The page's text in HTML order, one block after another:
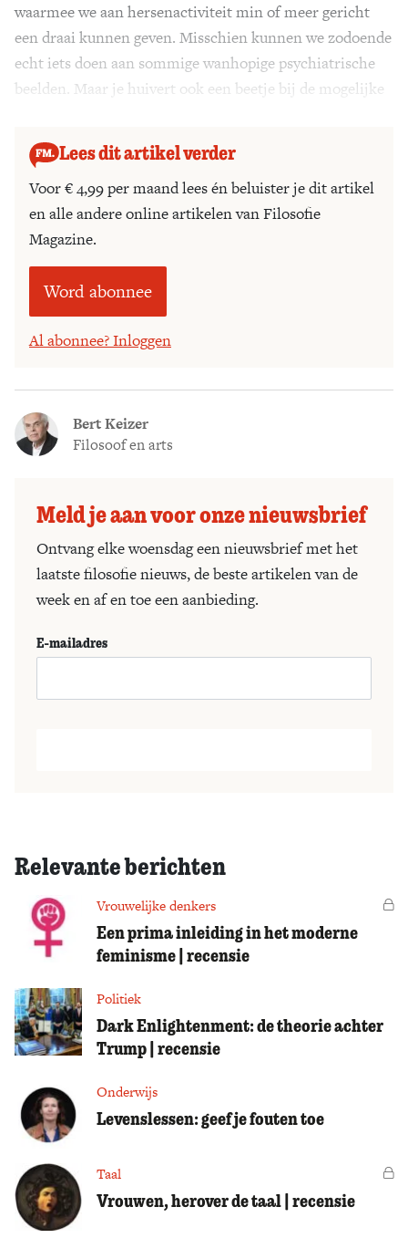
waarmee we aan hersenactiviteit min of meer gericht
een draai kunnen geven. Misschien kunnen we zodoende
echt iets doen aan sommige wanhopige psychiatrische
beelden. Maar je huivert ook een beetje bij de mogelijke
Lees dit artikel verder
Voor € 4,99 per maand lees én beluister je dit artikel
en alle andere online artikelen van Filosofie
Magazine.
Word abonnee
Al abonnee? Inloggen
Bert Keizer
Filosoof en arts
Meld je aan voor onze nieuwsbrief
Ontvang elke woensdag een nieuwsbrief met het
laatste filosofie nieuws, de beste artikelen van de
week en af en toe een aanbieding.
E-mailadres
Relevante berichten
Vrouwelijke denkers
Een prima inleiding in het moderne
feminisme | recensie
Politiek
Dark Enlightenment: de theorie achter
Trump | recensie
Onderwijs
Levenslessen: geef je fouten toe
Taal
Vrouwen, herover de taal | recensie